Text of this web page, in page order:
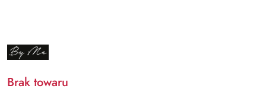
NAZWA
PRODUCENTA:
Brak towaru